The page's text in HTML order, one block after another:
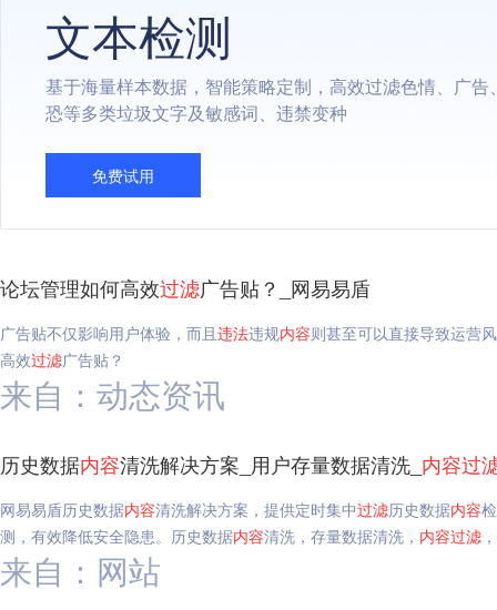
文本检测
基于海量样本数据，智能策略定制，高效过滤色情、广告
恐等多类垃圾文字及敏感词、违禁变种
免费试用
论坛管理如何高效过滤广告贴？_网易易盾
广告贴不仅影响用户体验，而且违法违规内容则甚至可以直接导致运营
高效过滤广告贴？
来自：动态资讯
历史数据内容清洗解决方案_用户存量数据清洗_ 内容过
网易易盾历史数据内容清洗解决方案，提供定时集中过滤历史数据内容
测，有效降低安全隐患。历史数据内容清洗，存量数据清洗， 内容过滤
来自：网站